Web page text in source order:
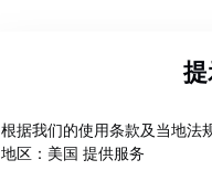
根据我们的使用条款及当地法
地区：美国 提供服务